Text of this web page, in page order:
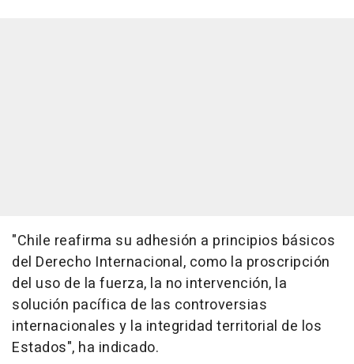
"Chile reafirma su adhesión a principios básicos
del Derecho Internacional, como la proscripción
del uso de la fuerza, la no intervención, la
solución pacífica de las controversias
internacionales y la integridad territorial de los
Estados", ha indicado.